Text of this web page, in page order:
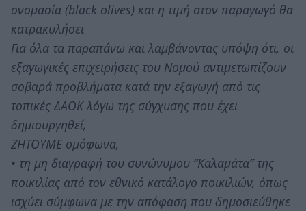
ονομασία (black olives) και η τιμή στον παραγωγό θα
κατρακυλήσει
Για όλα τα παραπάνω και λαμβάνοντας υπόψη ότι, οι
εξαγωγικές επιχειρήσεις του Νομού αντιμετωπίζουν
σοβαρά προβλήματα κατά την εξαγωγή από τις
τοπικές ΔΑΟΚ λόγω της σύγχυσης που έχει
δημιουργηθεί,
ΖΗΤΟΥΜΕ ομόφωνα,
• τη μη διαγραφή του συνώνυμου “Καλαμάτα” της
ποικιλίας από τον εθνικό κατάλογο ποικιλιών, όπως
ισχύει σύμφωνα με την απόφαση που δημοσιεύθηκε